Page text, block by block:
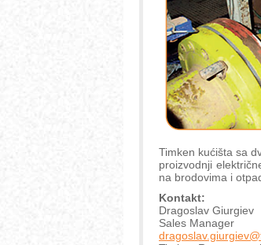
Timken kućišta sa
proizvodnji
na brodovima i
Kontakt:
Dragoslav Giurgiev
Sales Manager